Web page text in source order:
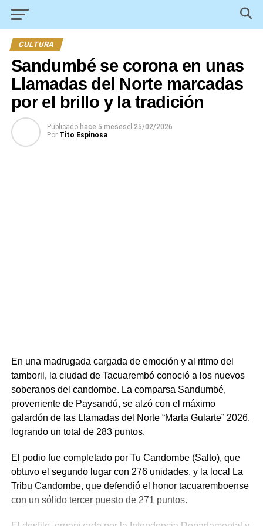
CULTURA
Sandumbé se corona en unas
Llamadas del Norte marcadas
por el brillo y la tradición
Publicado hace 5 mesesel 25/02/2026
Por Tito Espinosa
En una madrugada cargada de emoción y al ritmo del
tamboril, la ciudad de Tacuarembó conoció a los nuevos
soberanos del candombe. La comparsa Sandumbé,
proveniente de Paysandú, se alzó con el máximo
galardón de las Llamadas del Norte “Marta Gularte” 2026,
logrando un total de 283 puntos.
El podio fue completado por Tu Candombe (Salto), que
obtuvo el segundo lugar con 276 unidades, y la local La
Tribu Candombe, que defendió el honor tacuaremboense
con un sólido tercer puesto de 271 puntos.